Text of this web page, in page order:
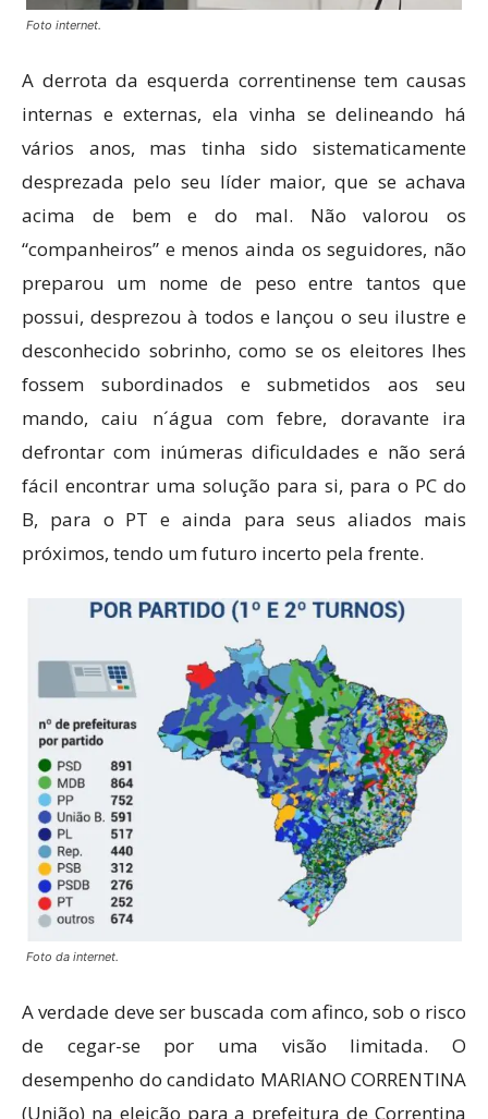
Foto internet.
A derrota da esquerda correntinense tem causas
internas e externas, ela vinha se delineando há
vários anos, mas tinha sido sistematicamente
desprezada pelo seu líder maior, que se achava
acima de bem e do mal. Não valorou os
“companheiros” e menos ainda os seguidores, não
preparou um nome de peso entre tantos que
possui, desprezou à todos e lançou o seu ilustre e
desconhecido sobrinho, como se os eleitores lhes
fossem subordinados e submetidos aos seu
mando, caiu n´água com febre, doravante ira
defrontar com inúmeras dificuldades e não será
fácil encontrar uma solução para si, para o PC do
B, para o PT e ainda para seus aliados mais
próximos, tendo um futuro incerto pela frente.
Foto da internet.
A verdade deve ser buscada com afinco, sob o risco
de cegar-se por uma visão limitada. O
desempenho do candidato MARIANO CORRENTINA
(União) na eleição para a prefeitura de Correntina